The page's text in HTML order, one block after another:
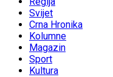
Svijet
Crna Hronika
Kolumne
Magazin
Sport
Kultura